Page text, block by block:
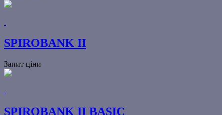
SPIROBANK II
Запит ціни
SPIROBANK II BASIC